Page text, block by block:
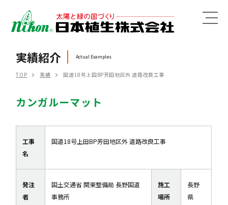
MENU
実績紹介 Actual Examples
TOP 実績 国道18号上田BP芳田地区外 道路改良工事
カンガルーマット
工事
名
国道18号上田BP芳田地区外 道路改良工事
発注
者
国土交通省 関東整備局 長野国道
事務所
施工
場所
長野
県